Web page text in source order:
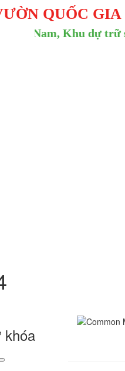
QUỐC
Nam, Khu dự trữ
khóa